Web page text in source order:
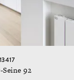
92